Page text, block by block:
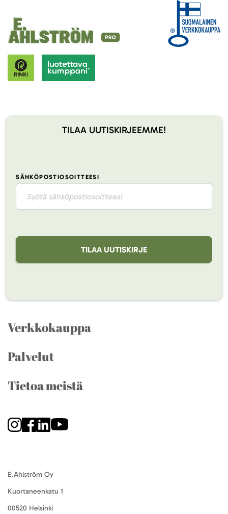
TILAA UUTISKIRJEEMME!
SÄHKÖPOSTIOSOITTEESI
TILAA UUTISKIRJE
Verkkokauppa
Palvelut
Tietoa meistä
E.Ahlström Oy
Kuortaneenkatu 1
00520 Helsinki